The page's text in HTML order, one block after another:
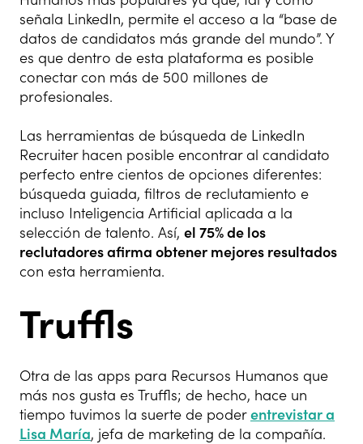
señala LinkedIn, permite el acceso a la “base de
datos de candidatos más grande del mundo”. Y
es que dentro de esta plataforma es posible
conectar con más de 500 millones de
profesionales.
Las herramientas de búsqueda de LinkedIn
Recruiter hacen posible encontrar al candidato
perfecto entre cientos de opciones diferentes:
búsqueda guiada, filtros de reclutamiento e
incluso Inteligencia Artificial aplicada a la
selección de talento. Así, el 75% de los
reclutadores afirma obtener mejores resultados
con esta herramienta.
Truffls
Otra de las apps para Recursos Humanos que
más nos gusta es Truffls; de hecho, hace un
tiempo tuvimos la suerte de poderentrevistar a
Lisa María, jefa de marketing de la compañía.